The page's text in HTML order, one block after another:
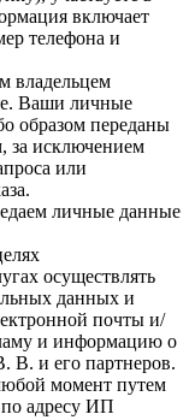
включает
телефона и
владельцем
Ваши личные
образом переданы
за исключением
или
личные данные
осуществлять
данных и
почты и/
и информацию о
В. и его партнеров.
момент путем
адресу ИП